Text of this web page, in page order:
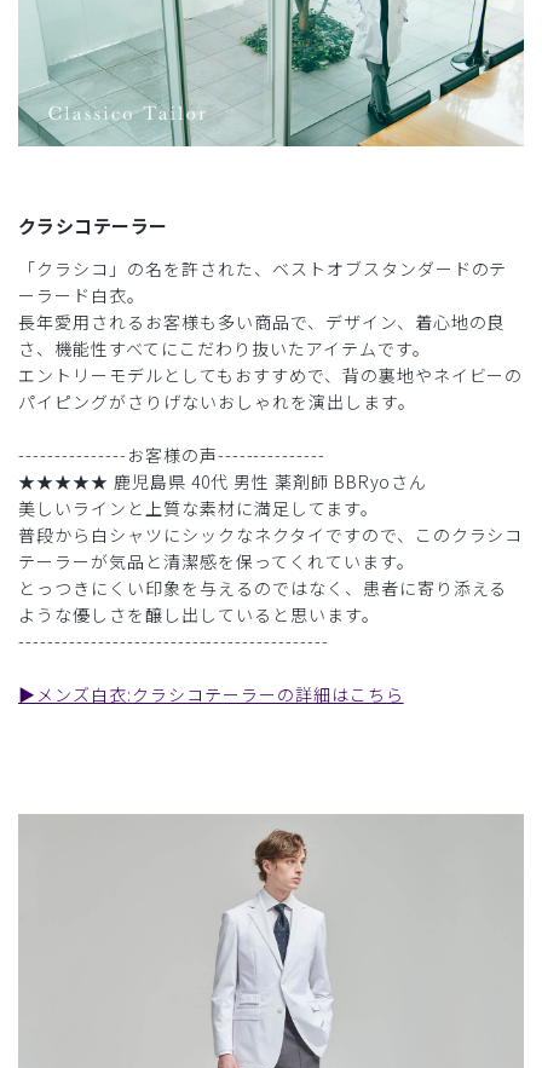
クラシコテーラー
「クラシコ」の名を許された、ベストオブスタンダードのテ
ーラード白衣。
長年愛用されるお客様も多い商品で、デザイン、着心地の良
さ、機能性すべてにこだわり抜いたアイテムです。
エントリーモデルとしてもおすすめで、背の裏地やネイビーの
パイピングがさりげないおしゃれを演出します。
---------------お客様の声---------------
★★★★★ 鹿児島県 40代 男性 薬剤師 BBRyoさん
美しいラインと上質な素材に満足してます。
普段から白シャツにシックなネクタイですので、このクラシコ
テーラーが気品と清潔感を保ってくれています。
とっつきにくい印象を与えるのではなく、患者に寄り添える
ような優しさを醸し出していると思います。
-------------------------------------------
▶︎メンズ白衣:クラシコテーラーの詳細はこちら